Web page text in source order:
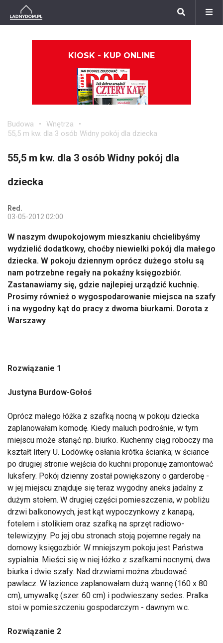
KIOSK - KUP ONLINE
Budowa
Wnętrza
55,5 m kw. dla 3 osób Widny pokój dla dziecka
55,5 m kw. dla 3 osób Widny pokój dla
dziecka
Red.
03-05-2012 02:00
W naszym dwupokojowym mieszkaniu chcielibyśmy
wydzielić dodatkowy, choćby niewielki pokój dla małego
dziecka. W pokoju dziennym oprócz dużego stołu są
nam potrzebne regały na pokaźny księgozbiór.
Zastanawiamy się, gdzie najlepiej urządzić kuchnię.
Prosimy również o wygospodarowanie miejsca na szafy
i na wygodny kąt do pracy z dwoma biurkami. Dorota z
Warszawy
Rozwiązanie 1
Justyna Burdow-Gołoś
Oprócz małego łóżka z szafką nocną w pokoju dziecka
zaplanowałam komodę. Kiedy maluch podrośnie, w tym
miejscu może stanąć np. biurko. Kuchenny ciąg roboczy ma
kształt litery U. Lodówkę osłania krótka ścianka; w ściance
po drugiej stronie wejścia do kuchni proponuję zamontować
luksfery. Pokój dzienny został powiększony o garderobę -
w jej miejscu znajduje się teraz wygodny aneks jadalny z
dużym stołem. W drugiej części pomieszczenia, w pobliżu
drzwi balkonowych, jest kąt wypoczynkowy z kanapą,
fotelem i stolikiem oraz szafką na sprzęt radiowo-
telewizyjny. Po jej obu stronach stoją pojemne regały na
domowy księgozbiór. W mniejszym pokoju jest Państwa
sypialnia. Mieści się w niej łóżko z szafkami nocnymi, dwa
biurka i dwie szafy. Nad drzwiami można zbudować
pawlacz. W łazience zaplanowałam dużą wannę (160 x 80
cm), umywalkę (szer. 60 cm) i podwieszany sedes. Pralka
stoi w pomieszczeniu gospodarczym - dawnym w.c.
Rozwiązanie 2